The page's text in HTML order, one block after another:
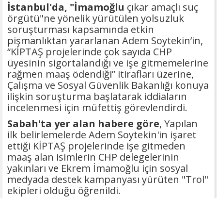
İstanbul'da, "İmamoğlu çıkar amaçlı suç
örgütü"ne yönelik yürütülen yolsuzluk
soruşturması kapsamında etkin
pişmanlıktan yararlanan Adem Soytekin’in,
“KİPTAŞ projelerinde çok sayıda CHP
üyesinin sigortalandığı ve işe gitmemelerine
rağmen maaş ödendiği” itirafları üzerine,
Çalışma ve Sosyal Güvenlik Bakanlığı konuya
ilişkin soruşturma başlatarak iddiaların
incelenmesi için müfettiş görevlendirdi.
Sabah'ta yer alan habere göre, Yapılan
ilk belirlemelerde Adem Soytekin'in işaret
ettiği KİPTAŞ projelerinde işe gitmeden
maaş alan isimlerin CHP delegelerinin
yakınları ve Ekrem İmamoğlu için sosyal
medyada destek kampanyası yürüten "Trol"
ekipleri olduğu öğrenildi.